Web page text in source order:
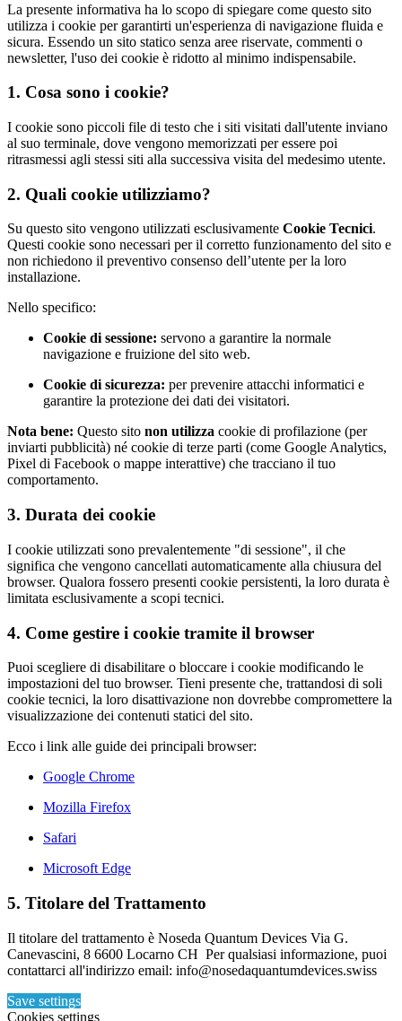
La presente informativa ha lo scopo di spiegare come questo sito
utilizza i cookie per garantirti un'esperienza di navigazione fluida e
sicura. Essendo un sito statico senza aree riservate, commenti o
newsletter, l'uso dei cookie è ridotto al minimo indispensabile.
1. Cosa sono i cookie?
I cookie sono piccoli file di testo che i siti visitati dall'utente inviano
al suo terminale, dove vengono memorizzati per essere poi
ritrasmessi agli stessi siti alla successiva visita del medesimo utente.
2. Quali cookie utilizziamo?
Su questo sito vengono utilizzati esclusivamente Cookie Tecnici.
Questi cookie sono necessari per il corretto funzionamento del sito e
non richiedono il preventivo consenso dell’utente per la loro
installazione.
Nello specifico:
Cookie di sessione: servono a garantire la normale
navigazione e fruizione del sito web.
Cookie di sicurezza: per prevenire attacchi informatici e
garantire la protezione dei dati dei visitatori.
Nota bene: Questo sito non utilizza cookie di profilazione (per
inviarti pubblicità) né cookie di terze parti (come Google Analytics,
Pixel di Facebook o mappe interattive) che tracciano il tuo
comportamento.
3. Durata dei cookie
I cookie utilizzati sono prevalentemente "di sessione", il che
significa che vengono cancellati automaticamente alla chiusura del
browser. Qualora fossero presenti cookie persistenti, la loro durata è
limitata esclusivamente a scopi tecnici.
4. Come gestire i cookie tramite il browser
Puoi scegliere di disabilitare o bloccare i cookie modificando le
impostazioni del tuo browser. Tieni presente che, trattandosi di soli
cookie tecnici, la loro disattivazione non dovrebbe compromettere la
visualizzazione dei contenuti statici del sito.
Ecco i link alle guide dei principali browser:
Google Chrome
Mozilla Firefox
Safari
Microsoft Edge
5. Titolare del Trattamento
Il titolare del trattamento è Noseda Quantum Devices Via G.
Canevascini, 8 6600 Locarno CH Per qualsiasi informazione, puoi
contattarci all'indirizzo email: info@nosedaquantumdevices.swiss
Save settings
Cookies settings